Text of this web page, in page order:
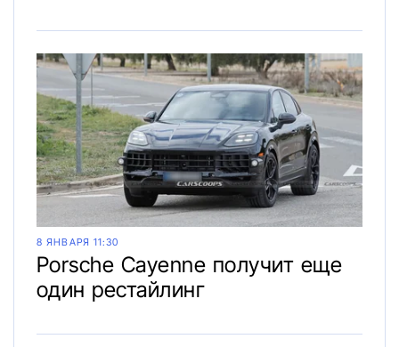
8 ЯНВАРЯ 11:30
Porsche Cayenne получит еще
один рестайлинг